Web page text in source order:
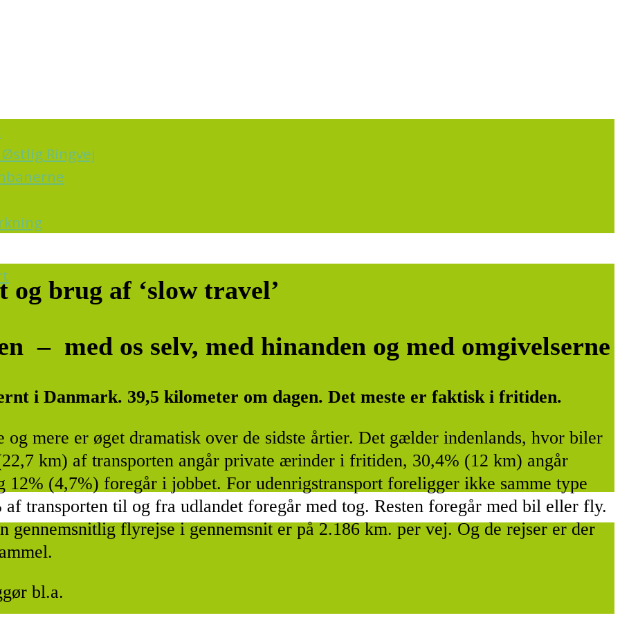
Ringvej
brug af ‘slow travel’
– med os selv, med hinanden og med omgivelserne
i Danmark. 39,5 kilometer om dagen. Det meste er faktisk i fritiden.
og mere er øget dramatisk over de sidste årtier. Det gælder indenlands, hvor biler
km) af transporten angår private ærinder i fritiden, 30,4% (12 km) angår
12% (4,7%) foregår i jobbet. For udenrigstransport foreligger ikke samme type
af transporten til og fra udlandet foregår med tog. Resten foregår med bil eller fly.
gennemsnitlig flyrejsei gennemsnit er på 2.186 km. per vej. Og de rejser er der
bl.a.